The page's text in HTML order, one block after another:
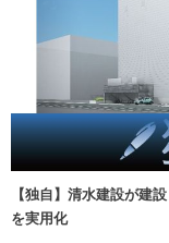
【独自】清水建設が建
を実用化